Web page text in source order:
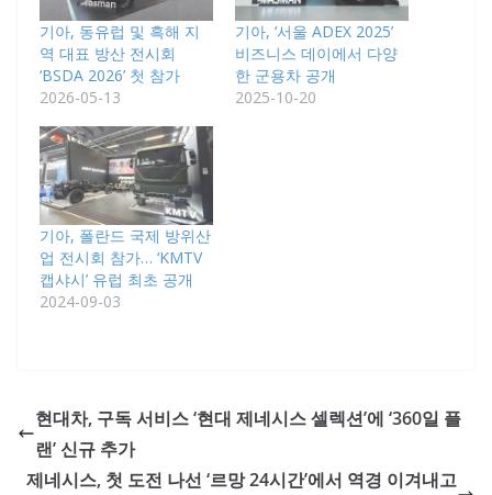
기아, 동유럽 및 흑해 지
역 대표 방산 전시회
‘BSDA 2026’ 첫 참가
2026-05-13
기아, ‘서울 ADEX 2025’
비즈니스 데이에서 다양
한 군용차 공개
2025-10-20
기아, 폴란드 국제 방위산
업 전시회 참가… ‘KMTV
캡샤시’ 유럽 최초 공개
2024-09-03
현대차, 구독 서비스 ‘현대 제네시스 셀렉션’에 ‘360일 플
랜’ 신규 추가
제네시스, 첫 도전 나선 ‘르망 24시간’에서 역경 이겨내고